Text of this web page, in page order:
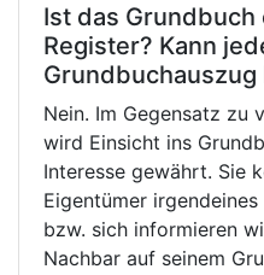
Ist das
Register? Kann
Nein. Im Gegensatz zu
wird Einsicht ins
Interesse gewährt. Sie
Eigentümer
bzw. sich informieren
Nachbar auf seinem